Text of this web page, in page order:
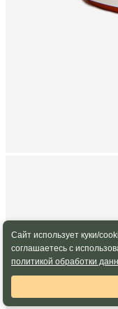
Сайт использует куки/
соглашаетесь с
политикой обработки